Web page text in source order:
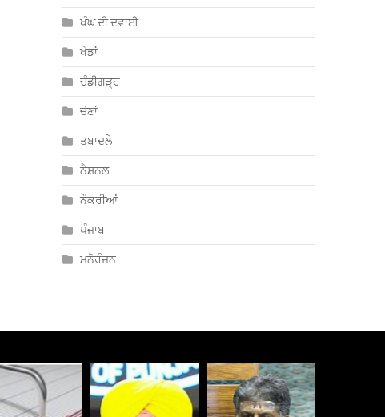
ਖੰਘ ਦੀ ਦਵਾਈ
ਖੇਡਾਂ
ਚੰਡੀਗੜ੍ਹ
ਚੋਣਾਂ
ਤਬਾਦਲੇ
ਨੈਸ਼ਨਲ
ਨੌਕਰੀਆਂ
ਪੰਜਾਬ
ਮਨੋਰੰਜਨ